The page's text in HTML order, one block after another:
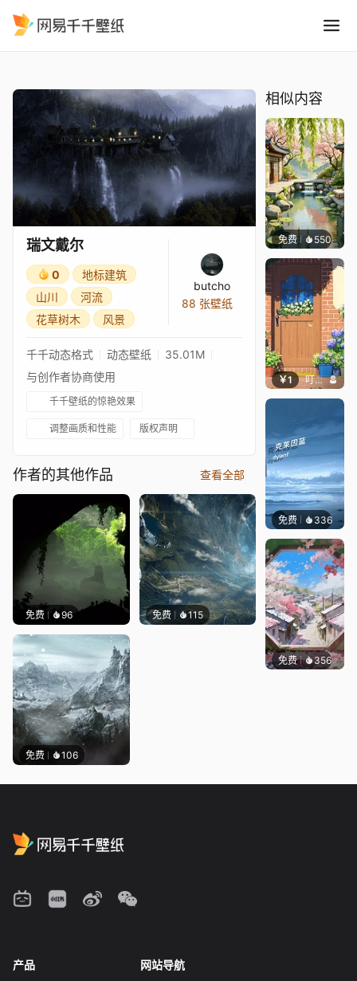
瑞文戴尔
0
地标建筑
山川
河流
花草树木
风景
butcho
88 张壁纸
千千动态格式 动态壁纸
35.01M
与创作者协商使用
千千壁纸的惊艳效果
调整画质和性能 版权声明
作者的其他作品 查看全部
免费 96 免费 115
免费 106
相似内容
免费 550渔小小
￥1 叮叮当当
免费 336冰茶Ln
免费 356渔小小
产品 网站导航